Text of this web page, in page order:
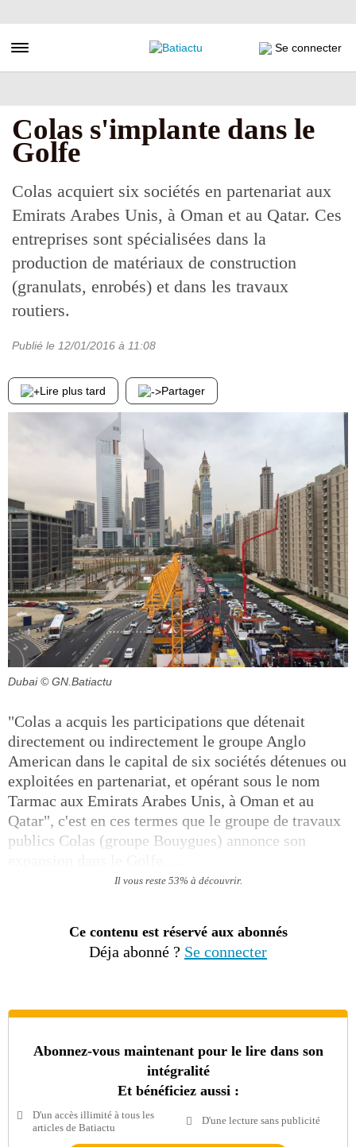
au
principal
Toggle navigation Se connecter
Colas s'implante dans le
Golfe
Colas acquiert six sociétés en partenariat aux
Emirats Arabes Unis, à Oman et au Qatar. Ces
entreprises sont spécialisées dans la
production de matériaux de construction
(granulats, enrobés) et dans les travaux
routiers.
Publié le 12/01/2016 à 11:08
Lire plus tard Partager
Dubai © GN.Batiactu
"Colas a acquis les participations que détenait
directement ou indirectement le groupe Anglo
American dans le capital de six sociétés détenues ou
exploitées en partenariat, et opérant sous le nom
Tarmac aux Emirats Arabes Unis, à Oman et au
Qatar", c'est en ces termes que le groupe de travaux
publics Colas (groupe Bouygues) annonce son
Il vous reste 53% à découvrir.
Ce contenu est réservé aux abonnés
Déja abonné ? Se connecter
Abonnez-vous maintenant pour le lire dans son
intégralité
Et bénéficiez aussi :
D'un accès illimité à tous les
articles de Batiactu
D'une lecture sans publicité